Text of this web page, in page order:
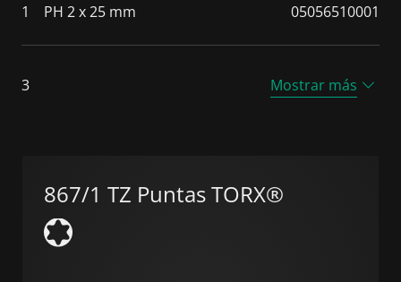
1
PH 2 x 25 mm 05056510001
3 Mostrar más
867/1 TZ Puntas TORX®